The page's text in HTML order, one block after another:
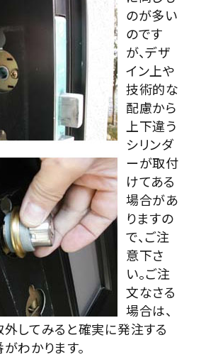
のが多い
のです
が、デザ
イン上や
技術的な
配慮から
上下違う
シリンダ
ーが取付
けてある
場合があ
りますの
で、ご注
意下さ
い。ご注
文なさる
場合は、
してみると確実に発注する
わかります。